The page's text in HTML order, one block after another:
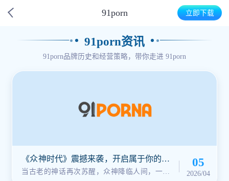
91porn 立即下载
91porn资讯
91porn品牌历史和经营策略，带你走进 91porn
《众神时代》震撼来袭，开启属于你的神
话征途！
当古老的神话再次苏醒，众神降临人间，一个
05
2026/04